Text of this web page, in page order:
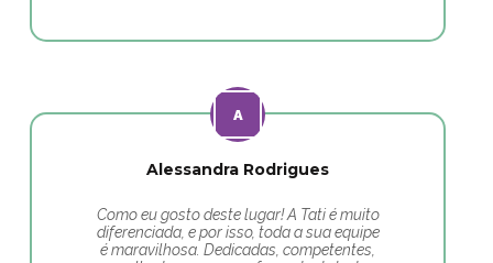
Alessandra Rodrigues
Como eu gosto deste lugar! A Tati é muito
diferenciada, e por isso, toda a sua equipe
é maravilhosa. Dedicadas, competentes,